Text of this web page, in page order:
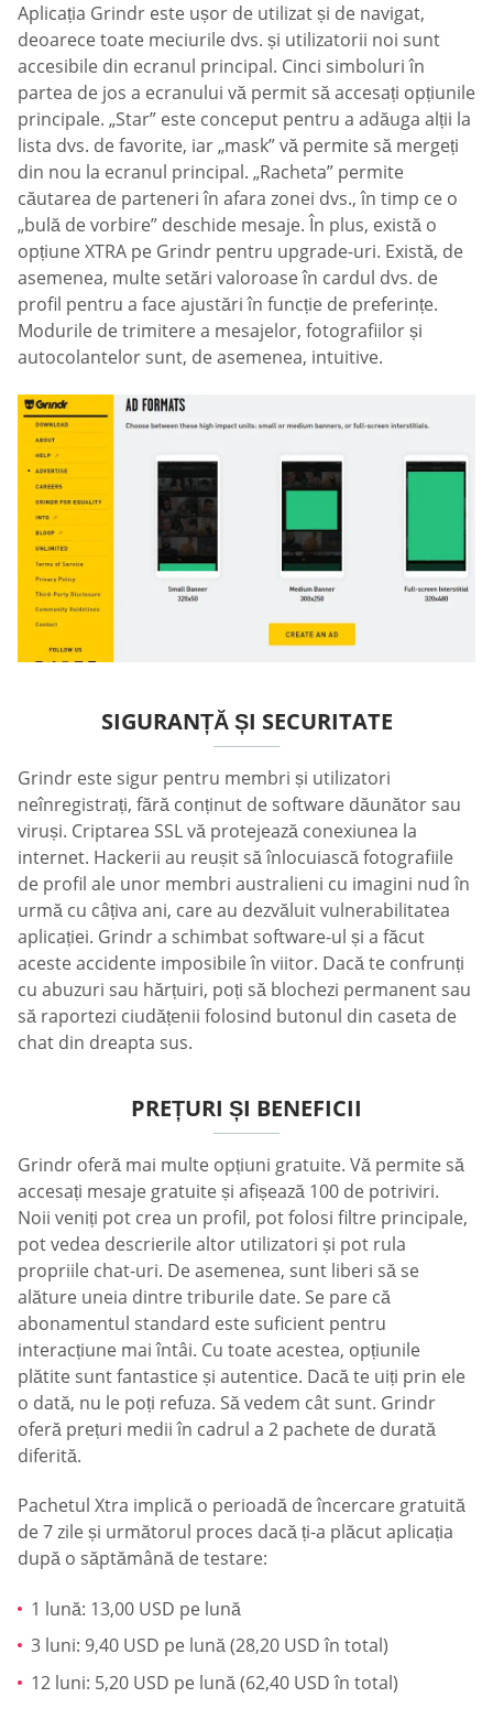
Aplicația Grindr este ușor de utilizat și de navigat,
deoarece toate meciurile dvs. și utilizatorii noi sunt
accesibile din ecranul principal. Cinci simboluri în
partea de jos a ecranului vă permit să accesați opțiunile
principale. „Star” este conceput pentru a adăuga alții la
lista dvs. de favorite, iar „mask” vă permite să mergeți
din nou la ecranul principal. „Racheta” permite
căutarea de parteneri în afara zonei dvs., în timp ce o
„bulă de vorbire” deschide mesaje. În plus, există o
opțiune XTRA pe Grindr pentru upgrade-uri. Există, de
asemenea, multe setări valoroase în cardul dvs. de
profil pentru a face ajustări în funcție de preferințe.
Modurile de trimitere a mesajelor, fotografiilor și
autocolantelor sunt, de asemenea, intuitive.
SIGURANȚĂ ȘI SECURITATE
Grindr este sigur pentru membri și utilizatori
neînregistrați, fără conținut de software dăunător sau
viruși. Criptarea SSL vă protejează conexiunea la
internet. Hackerii au reușit să înlocuiască fotografiile
de profil ale unor membri australieni cu imagini nud în
urmă cu câțiva ani, care au dezvăluit vulnerabilitatea
aplicației. Grindr a schimbat software-ul și a făcut
aceste accidente imposibile în viitor. Dacă te confrunți
cu abuzuri sau hărțuiri, poți să blochezi permanent sau
să raportezi ciudățenii folosind butonul din caseta de
chat din dreapta sus.
PREȚURI ȘI BENEFICII
Grindr oferă mai multe opțiuni gratuite. Vă permite să
accesați mesaje gratuite și afișează 100 de potriviri.
Noii veniți pot crea un profil, pot folosi filtre principale,
pot vedea descrierile altor utilizatori și pot rula
propriile chat-uri. De asemenea, sunt liberi să se
alăture uneia dintre triburile date. Se pare că
abonamentul standard este suficient pentru
interacțiune mai întâi. Cu toate acestea, opțiunile
plătite sunt fantastice și autentice. Dacă te uiți prin ele
o dată, nu le poți refuza. Să vedem cât sunt. Grindr
oferă prețuri medii în cadrul a 2 pachete de durată
diferită.
Pachetul Xtra implică o perioadă de încercare gratuită
de 7 zile și următorul proces dacă ți-a plăcut aplicația
după o săptămână de testare:
1 lună: 13,00 USD pe lună
3 luni: 9,40 USD pe lună (28,20 USD în total)
12 luni: 5,20 USD pe lună (62,40 USD în total)